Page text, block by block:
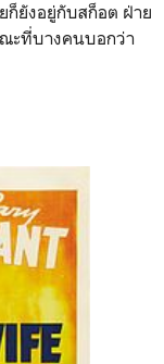
ก็ยังอยู่กับสก็อต ฝ่าย
ะที่บางคนบอกว่า